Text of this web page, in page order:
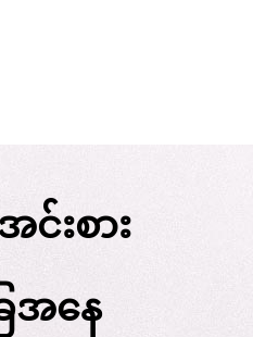
င်းစား
အနေ